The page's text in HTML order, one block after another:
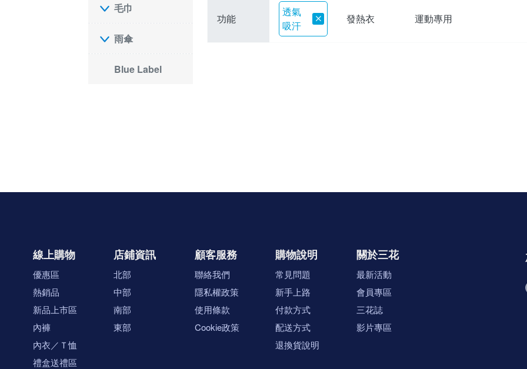
毛巾
雨傘
Blue Label
功能
透氣
吸汗
發熱衣 運動專用
線上購物
優惠區
熱銷品
新品上市區
內褲
內衣／Ｔ恤
禮盒送禮區
店鋪資訊
北部
中部
南部
東部
顧客服務
聯絡我們
隱私權政策
使用條款
Cookie政策
購物說明
常見問題
新手上路
付款方式
配送方式
退換貨說明
關於三花
最新活動
會員專區
三花誌
影片專區